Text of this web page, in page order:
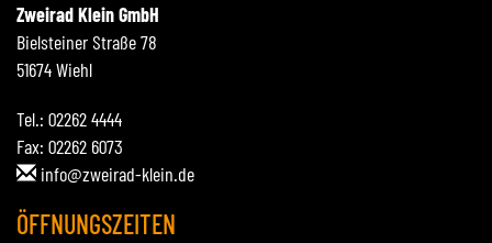
Zweirad Klein GmbH
Bielsteiner Straße 78
51674 Wiehl
Tel.: 02262 4444
Fax: 02262 6073
info@zweirad-klein.de
ÖFFNUNGSZEITEN